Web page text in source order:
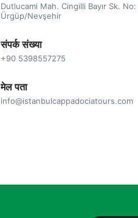
Dutlucami Mah. Cingilli Bayır Sk.
Ürgüp/Nevşehir
संपर्क संख्या
+90 5398557275
मेल पता
info@istanbulcappadociatours.com